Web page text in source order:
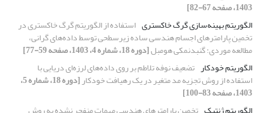
1403، صفحه 67-82]
الگوریتم بهینه‌سازی گرگ خاکستری استفاده از الگوریتم گرگ خاکستری در
تخمین پارامترهای اجسام هندسی ساده زیر‌سطحی توسط داده‌های گرانی،
مطالعه موردی: گنبدنمکی هومبل[دوره 18، شماره 4، 1403، صفحه 59-77]
الگوریتم خودکار تضعیف نوفه تلاطم بر روی داده‌های لرزه‌ای دریایی با
استفاده از روش تجزیه مد متغیر در یک رهیافت خودکار [دوره 18، شماره 5،
1403، صفحه 83-100]